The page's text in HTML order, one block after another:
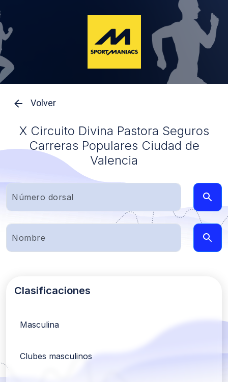
Volver
X Circuito Divina Pastora Seguros
Carreras Populares Ciudad de
Valencia
Clasificaciones
Masculina
Clubes masculinos